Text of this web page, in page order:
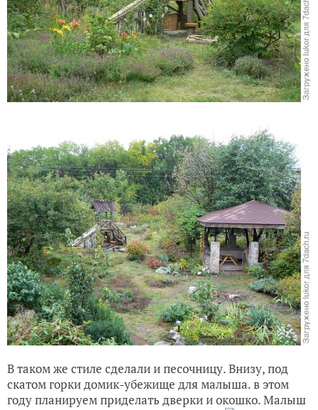
В таком же стиле сделали и песочницу. Внизу, под
скатом горки домик-убежище для малыша. в этом
году планируем приделать дверки и окошко. Малыш